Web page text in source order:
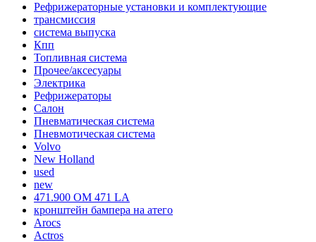
Рефрижераторные установки и комплектующие
трансмиссия
система выпуска
Кпп
Топливная система
Прочее/аксесуары
Электрика
Рефрижераторы
Салон
Пневматическая система
Пневмотическая система
Volvo
New Holland
used
new
471.900 OM 471 LA
кронштейн бампера на атего
Arocs
Actros